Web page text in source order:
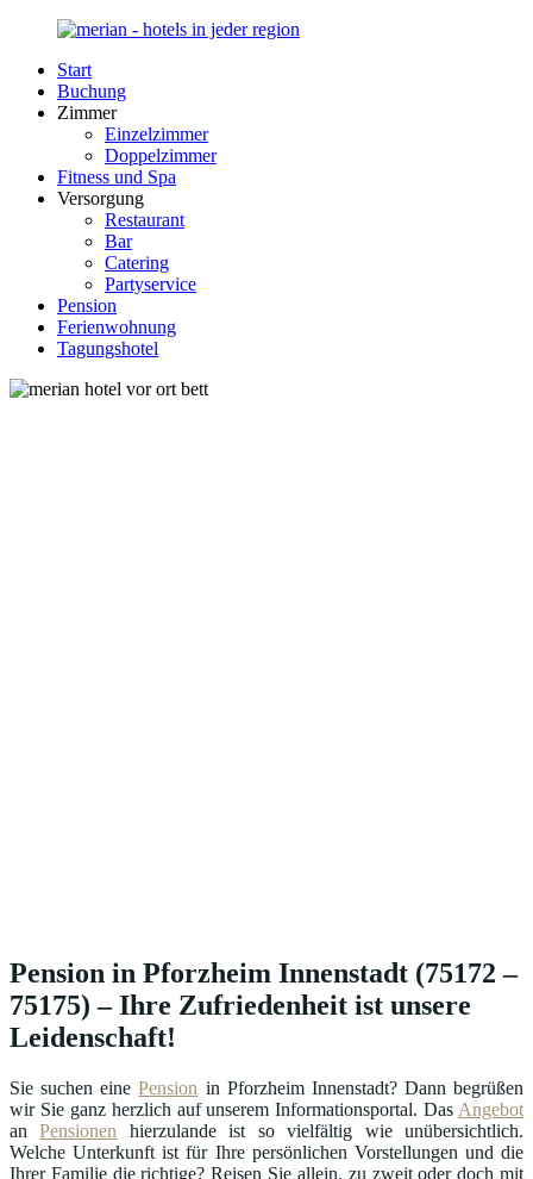
Zurück
Inhalt
Merian-
Hotel.de
Portal
Unterkunft
Deutschland
Start
Buchung
Zimmer
Einzelzimmer
Doppelzimmer
Fitness und Spa
Versorgung
Restaurant
Bar
Catering
Partyservice
Pension
Ferienwohnung
Tagungshotel
Pension in Pforzheim Innenstadt (75172 –
75175) – Ihre Zufriedenheit ist unsere
Leidenschaft!
Sie suchen einePension in Pforzheim Innenstadt? Dann begrüßen
wir Sie ganz herzlich auf unserem Informationsportal. Das Angebot
anPensionen hierzulande ist so vielfältig wie unübersichtlich.
Welche Unterkunft ist für Ihre persönlichen Vorstellungen und die
Ihrer Familie die richtige? Reisen Sie allein, zu zweit oder doch mit